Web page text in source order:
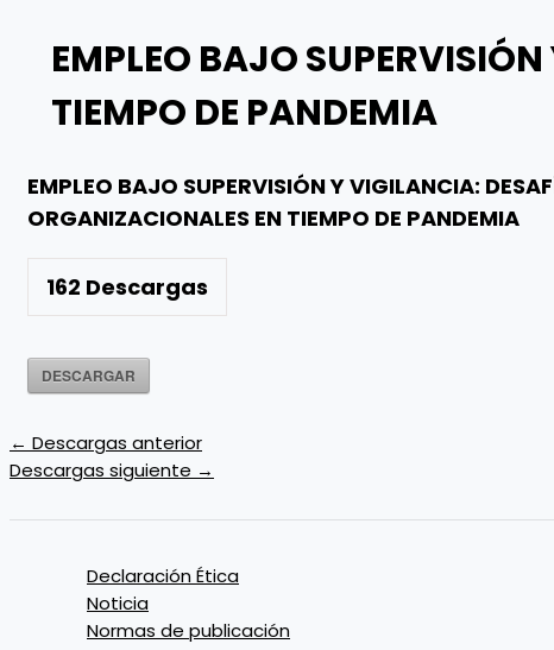
EMPLEO BAJO
TIEMPO DE PANDEMIA
EMPLEO BAJO SUPERVISIÓN Y VIGILANCIA:
ORGANIZACIONALES EN TIEMPO DE PANDEMIA
162 Descargas
DESCARGAR
← Descargas anterior
Descargas siguiente →
Declaración Ética
Noticia
Normas de publicación